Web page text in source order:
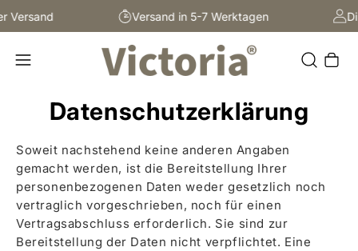
Versand in 5-7 Werktagen
Datenschutzerklärung
Soweit nachstehend keine anderen Angaben
gemacht werden, ist die Bereitstellung Ihrer
personenbezogenen Daten weder gesetzlich noch
vertraglich vorgeschrieben, noch für einen
Vertragsabschluss erforderlich. Sie sind zur
Bereitstellung der Daten nicht verpflichtet. Eine